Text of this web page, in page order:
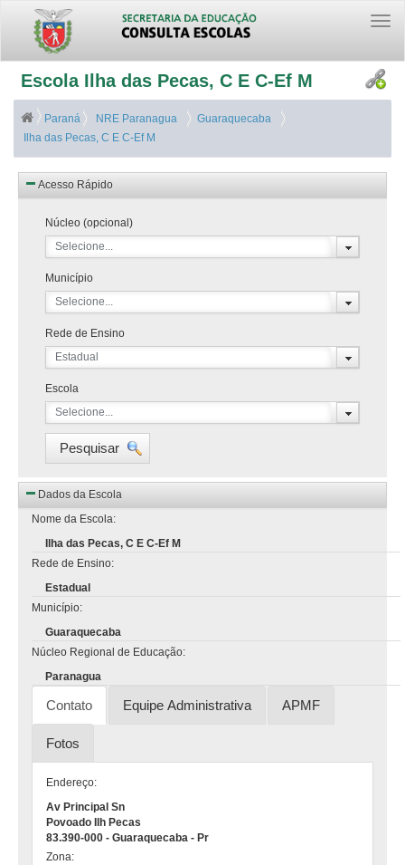
Escola Ilha das Pecas, C E C-Ef M
Paraná NRE Paranagua
Guaraquecaba
Ilha das Pecas, C E C-Ef M
Acesso Rápido
Núcleo (opcional)
Selecione...
Município
Selecione...
Rede de Ensino
Estadual
Escola
Selecione...
Pesquisar
Dados da Escola
Nome da Escola:
Ilha das Pecas, C E C-Ef M
Rede de Ensino:
Estadual
Município:
Guaraquecaba
Núcleo Regional de Educação:
Paranagua
Contato Equipe Administrativa APMF
Fotos
Endereço:
Av Principal Sn
Povoado Ilh Pecas
83.390-000 - Guaraquecaba - Pr
Zona: